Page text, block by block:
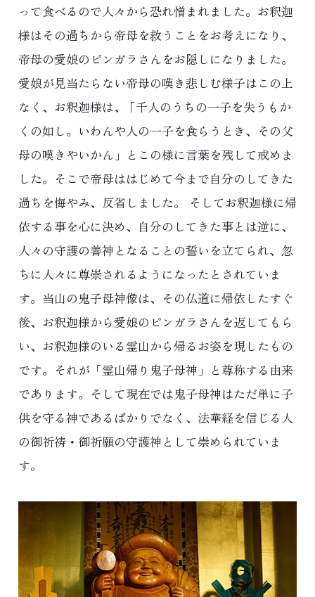
って食べるので人々から恐れ憎まれました。お釈迦
様はその過ちから帝母を救うことをお考えになり、
帝母の愛娘のピンガラさんをお隠しになりました。
愛娘が見当たらない帝母の嘆き悲しむ様子はこの上
なく、お釈迦様は、 ｢千人のうちの一子を失うもか
くの如し。いわんや人の一子を食らうとき、その父
母の嘆きやいかん」とこの様に言葉を残して戒めま
した。そこで帝母ははじめて今まで自分のしてきた
過ちを悔やみ、反省しました。 そしてお釈迦様に帰
依する事を心に決め、自分のしてきた事とは逆に、
人々の守護の善神となることの誓いを立てられ、忽
ちに人々に尊崇されるようになったとされていま
す。当山の鬼子母神像は、その仏道に帰依したすぐ
後、お釈迦様から愛娘のピンガラさんを返してもら
い、お釈迦様のいる霊山から帰るお姿を現したもの
です。それが「霊山帰り鬼子母神」と尊称する由来
であります。そして現在では鬼子母神はただ単に子
供を守る神であるばかりでなく、法華経を信じる人
の御祈祷・御祈願の守護神として崇められていま
す。